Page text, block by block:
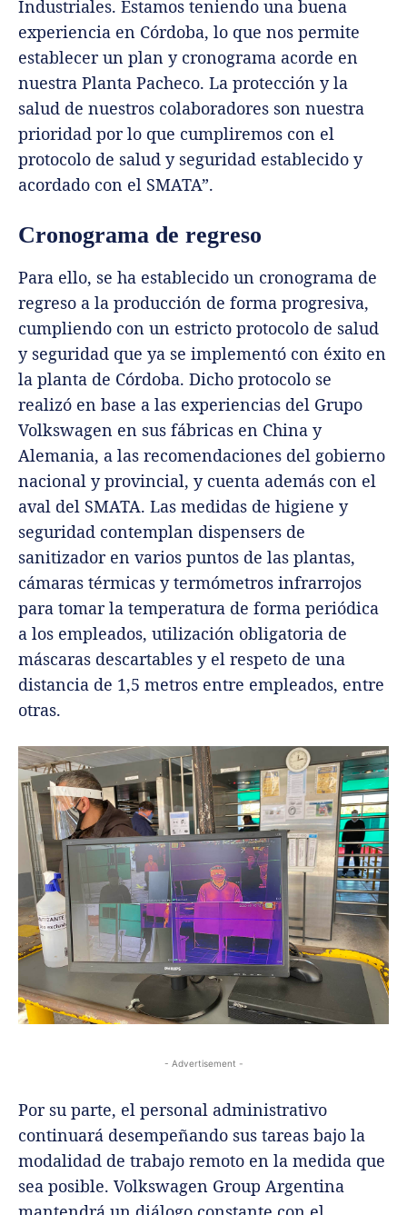
Industriales. Estamos teniendo una buena
experiencia en Córdoba, lo que nos permite
establecer un plan y cronograma acorde en
nuestra Planta Pacheco. La protección y la
salud de nuestros colaboradores son nuestra
prioridad por lo que cumpliremos con el
protocolo de salud y seguridad establecido y
acordado con el SMATA”.
Cronograma de regreso
Para ello, se ha establecido un cronograma de
regreso a la producción de forma progresiva,
cumpliendo con un estricto protocolo de salud
y seguridad que ya se implementó con éxito en
la planta de Córdoba. Dicho protocolo se
realizó en base a las experiencias del Grupo
Volkswagen en sus fábricas en China y
Alemania, a las recomendaciones del gobierno
nacional y provincial, y cuenta además con el
aval del SMATA. Las medidas de higiene y
seguridad contemplan dispensers de
sanitizador en varios puntos de las plantas,
cámaras térmicas y termómetros infrarrojos
para tomar la temperatura de forma periódica
a los empleados, utilización obligatoria de
máscaras descartables y el respeto de una
distancia de 1,5 metros entre empleados, entre
otras.
- Advertisement -
Por su parte, el personal administrativo
continuará desempeñando sus tareas bajo la
modalidad de trabajo remoto en la medida que
sea posible. Volkswagen Group Argentina